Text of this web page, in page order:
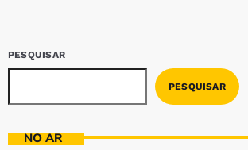
PESQUISAR
PESQUISAR
NO AR